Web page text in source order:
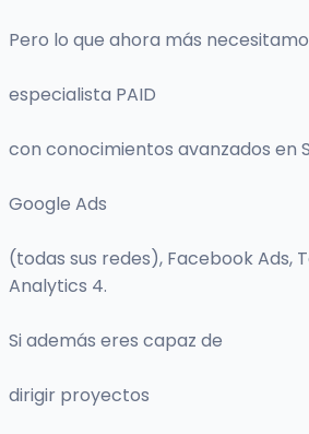
Pero lo que ahora más
especialista PAID
con conocimientos avanzados en
Google Ads
(todas sus redes), Facebook Ads,
Analytics 4.
Si además eres capaz de
dirigir proyectos